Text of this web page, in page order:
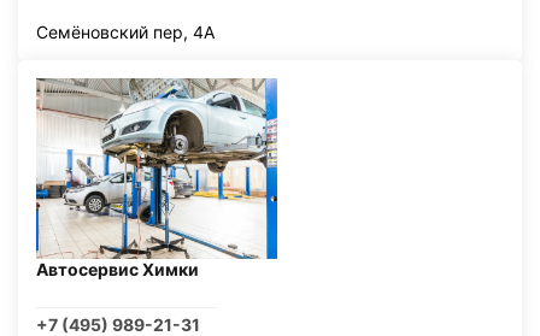
Семёновский пер, 4А
Автосервис Химки
+7 (495) 989-21-31